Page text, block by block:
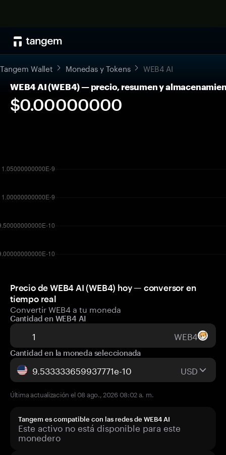
Tangem Wallet Monedas y Tokens WEB4 AI
WEB4 AI (WEB4) — precio, resumen y
$0.00000000
Precio de WEB4 AI (WEB4) hoy — conversor en
tiempo real
Convertir WEB4 a tu moneda
Cantidad en WEB4 AI
WEB4
Cantidad en la moneda seleccionada
USD
Última actualización el 08 ago., 2026 08:02 a. m.
Tangem es compatible con las redes de WEB4 AI
Este activo no está disponible para este
monedero